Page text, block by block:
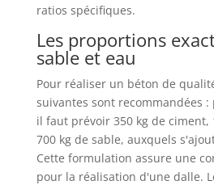
ratios spécifiques.
Les proportions
sable et eau
Pour réaliser un béton de
suivantes sont recommandées :
il faut prévoir 350 kg de ciment,
700 kg de sable, auxquels
Cette formulation assure une
pour la réalisation d'une dalle.